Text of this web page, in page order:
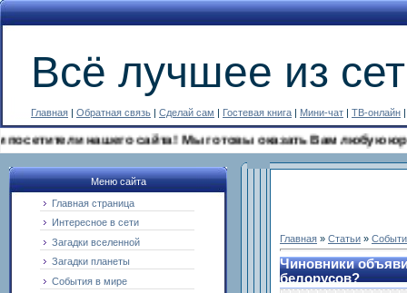
Всё лучшее из
Главная | Обратная связь | Сделай сам | Гостевая книга | Мини-чат | ТВ-онлайн
нашего сайта! Мы готовы оказать Вам любую
Меню сайта
Главная страница
Интересное в сети
Загадки вселенной
Загадки планеты
События в мире
Главная » Статьи »
Чиновники
белорусов?